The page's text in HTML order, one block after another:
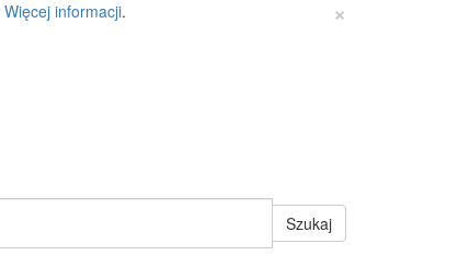
Więcej informacji. ×
Szukaj